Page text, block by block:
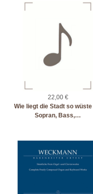
22,00 €
Wie liegt die Stadt so
Sopran, Bass,…